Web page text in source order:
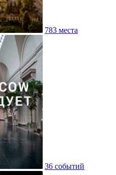
783 места
36 событий